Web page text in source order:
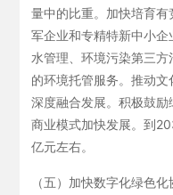
量中的比重。加快培育
军企业和专精特新中小
水管理、环境污染第三
的环境托管服务。推动
深度融合发展。积极鼓
商业模式加快发展。到
亿元左右。
（五）加快数字化绿色